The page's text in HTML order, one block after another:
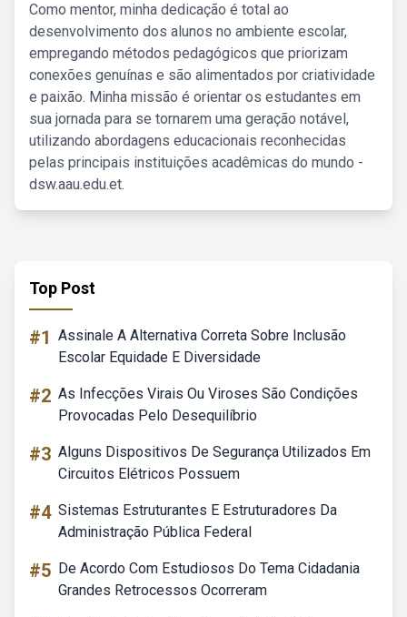
Como mentor, minha dedicação é total ao
desenvolvimento dos alunos no ambiente escolar,
empregando métodos pedagógicos que priorizam
conexões genuínas e são alimentados por criatividade
e paixão. Minha missão é orientar os estudantes em
sua jornada para se tornarem uma geração notável,
utilizando abordagens educacionais reconhecidas
pelas principais instituições acadêmicas do mundo -
dsw.aau.edu.et.
Top Post
#1 Assinale A Alternativa Correta Sobre Inclusão
Escolar Equidade E Diversidade
#2 As Infecções Virais Ou Viroses São Condições
Provocadas Pelo Desequilíbrio
#3 Alguns Dispositivos De Segurança Utilizados Em
Circuitos Elétricos Possuem
#4 Sistemas Estruturantes E Estruturadores Da
Administração Pública Federal
#5 De Acordo Com Estudiosos Do Tema Cidadania
Grandes Retrocessos Ocorreram